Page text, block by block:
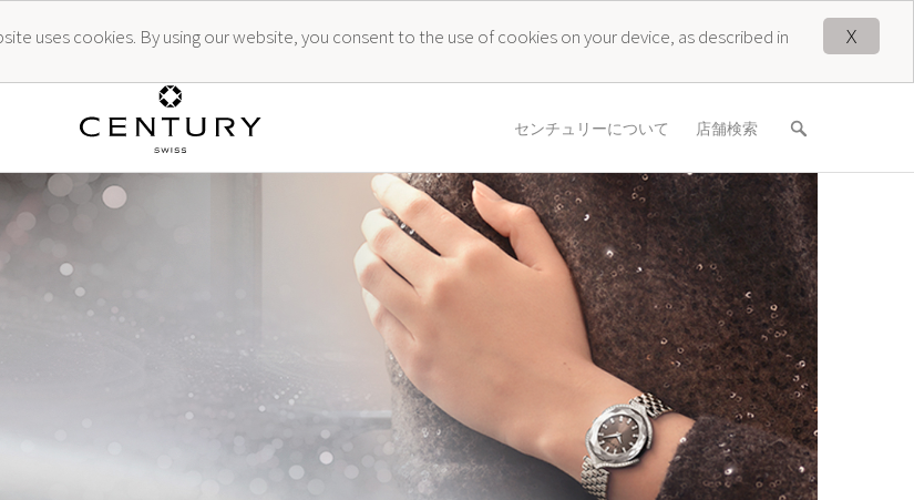
X
uses cookies. By using our website, you consent to the use of cookies on your device, as described in
センチュリーについて 店舗検索